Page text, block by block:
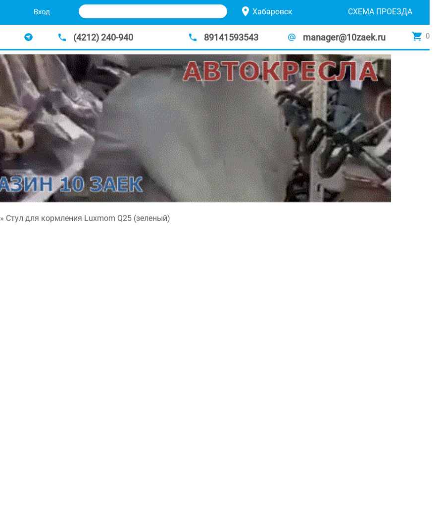
Вход Хабаровск СХЕМА ПРОЕЗДА
(4212) 240-940 89141593543 manager@10zaek.ru 0
» Стул для кормления Luxmom Q25 (зеленый)